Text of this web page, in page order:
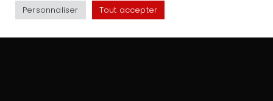
Personnaliser Tout accepter